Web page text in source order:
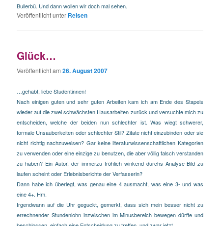
Bullerbü. Und dann wollen wir doch mal sehen.
Veröffentlicht unter Reisen
Glück…
Veröffentlicht am26. August 2007
…gehabt, liebe Studentinnen!
Nach einigen guten und sehr guten Arbeiten kam ich am Ende des Stapels
wieder auf die zwei schwächsten Hausarbeiten zurück und versuchte mich zu
entscheiden, welche der beiden nun schlechter ist. Was wiegt schwerer,
formale Unsauberkeiten oder schlechter Stil? Zitate nicht einzubinden oder sie
nicht richtig nachzuweisen? Gar keine literaturwissenschaftlichen Kategorien
zu verwenden oder eine einzige zu benutzen, die aber völlig falsch verstanden
zu haben? Ein Autor, der immerzu fröhlich winkend durchs Analyse-Bild zu
laufen scheint oder Erlebnisberichte der Verfasserin?
Dann habe ich überlegt, was genau eine 4 ausmacht, was eine 3- und was
eine 4+. Hm.
Irgendwann auf die Uhr geguckt, gemerkt, dass sich mein besser nicht zu
errechnender Stundenlohn inzwischen im Minusbereich bewegen dürfte und